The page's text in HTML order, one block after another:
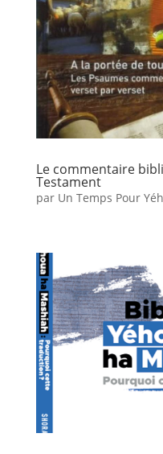
Le commentaire
Testament
par Un Temps Pour